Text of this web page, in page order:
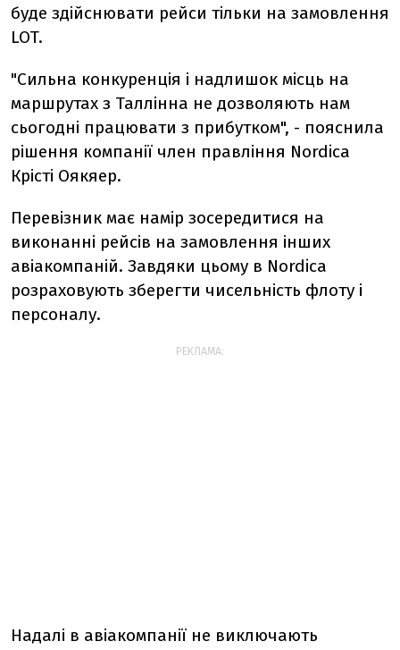
буде здійснювати рейси тільки на замовлення
LOT.
"Сильна конкуренція і надлишок місць на
маршрутах з Таллінна не дозволяють нам
сьогодні працювати з прибутком", - пояснила
рішення компанії член правління Nordica
Крісті Оякяер.
Перевізник має намір зосередитися на
виконанні рейсів на замовлення інших
авіакомпаній. Завдяки цьому в Nordica
розраховують зберегти чисельність флоту і
персоналу.
РЕКЛАМА:
Надалі в авіакомпанії не виключають